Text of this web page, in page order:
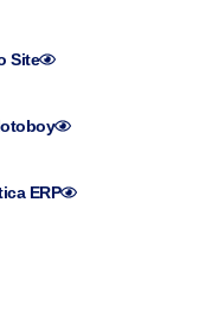
Site
ERP